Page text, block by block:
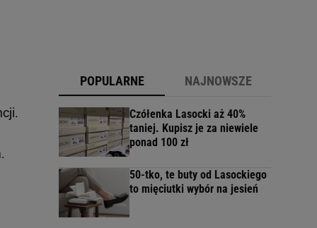
POPULARNE NAJNOWSZE
Czółenka Lasocki aż 40%
taniej. Kupisz je za niewiele
ponad 100 zł
50-tko, te buty od Lasockiego
to mięciutki wybór na jesień